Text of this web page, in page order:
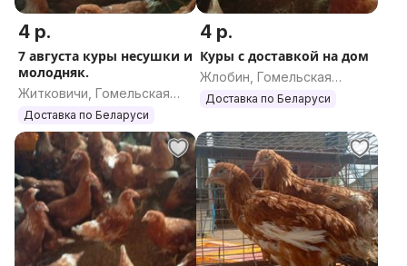
4 р.
7 августа куры несушки и
молодняк.
Житковичи, Гомельская
область
Доставка по Беларуси
4 р.
Куры с доставкой на дом
Жлобин, Гомельская
область
Доставка по Беларуси